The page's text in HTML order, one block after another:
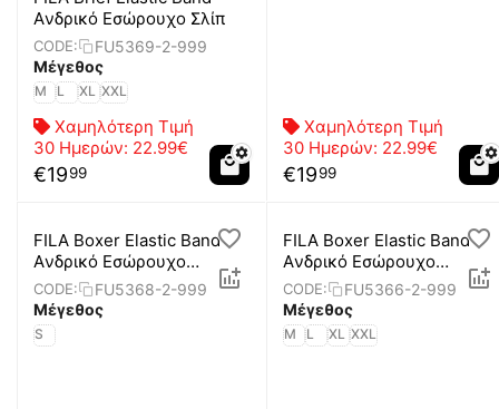
Aνδρικό Εσώρουχο Σλίπ
CODE:
FU5369-2-999
Μέγεθος
M L XL XXL
Χαμηλότερη Τιμή
30 Ημερών: 22.99€
€1999
Χαμηλότερη Τιμή
30 Ημερών: 22.99€
€1999
FILA Boxer Elastic Band
Aνδρικό Εσώρουχο
Μπόξερ
CODE:
FU5368-2-999
Μέγεθος
S
FILA Boxer Elastic Band
Aνδρικό Εσώρουχο
Μπόξερ
CODE:
FU5366-2-999
Μέγεθος
M L XL XXL